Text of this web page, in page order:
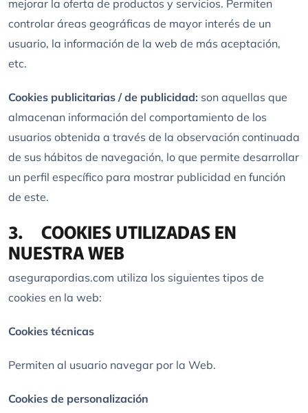
mejorar la oferta de productos y servicios. Permiten
controlar áreas geográficas de mayor interés de un
usuario, la información de la web de más aceptación,
etc.
Cookies publicitarias / de publicidad: son aquellas que
almacenan información del comportamiento de los
usuarios obtenida a través de la observación continuada
de sus hábitos de navegación, lo que permite desarrollar
un perfil específico para mostrar publicidad en función
de este.
3. COOKIES UTILIZADAS EN
NUESTRA WEB
asegurapordias.com utiliza los siguientes tipos de
cookies en la web:
Cookies técnicas
Permiten al usuario navegar por la Web.
Cookies de personalización